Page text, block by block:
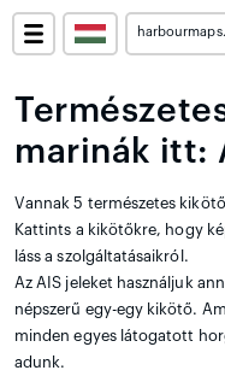
marinák itt:
Vannak 5 természetes
Kattints a kikötőkre, hogy
láss a szolgáltatásaikról.
Az AIS jeleket használjuk
népszerű egy-egy kikötő.
minden egyes látogatott
adunk.